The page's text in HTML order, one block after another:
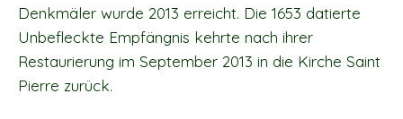
Denkmäler wurde 2013 erreicht. Die 1653 datierte
Unbefleckte Empfängnis kehrte nach ihrer
Restaurierung im September 2013 in die Kirche Saint
Pierre zurück.